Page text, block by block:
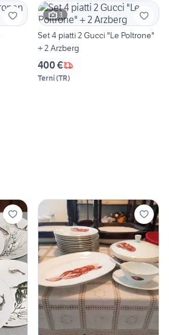
3
Set 4 piatti 2 Gucci "Le Poltrone"
+ 2 Arzberg
400 €
Terni(TR)